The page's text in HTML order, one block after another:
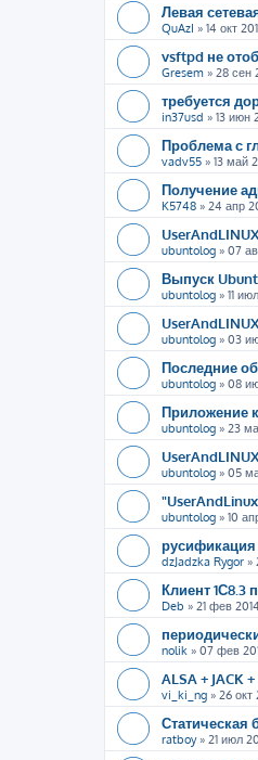
Левая
QuAzI » 14 окт
vsftpd не
Gresem » 28 сен
требуется
in37usd » 13 июн
Проблема с
vadv55 » 13 май
Получение
K5748 » 24 апр
ubuntolog » 07
Выпуск
ubuntolog » 11
ubuntolog » 03
Последние
ubuntolog » 08
Приложение
ubuntolog » 23
ubuntolog » 05
ubuntolog » 10
dzJadzka Rygor »
Клиент 1С8.3
Deb » 21 фев
nolik » 07 фев
ALSA + JACK
vi_ki_ng » 26 окт
Статическая
ratboy» 21 июл